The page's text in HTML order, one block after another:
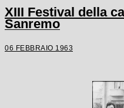
XIII Festival della
Sanremo
06 FEBBRAIO 1963